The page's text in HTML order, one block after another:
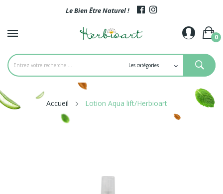
Le Bien Être Naturel !
0
Accueil Lotion Aqua lift/Herbioart